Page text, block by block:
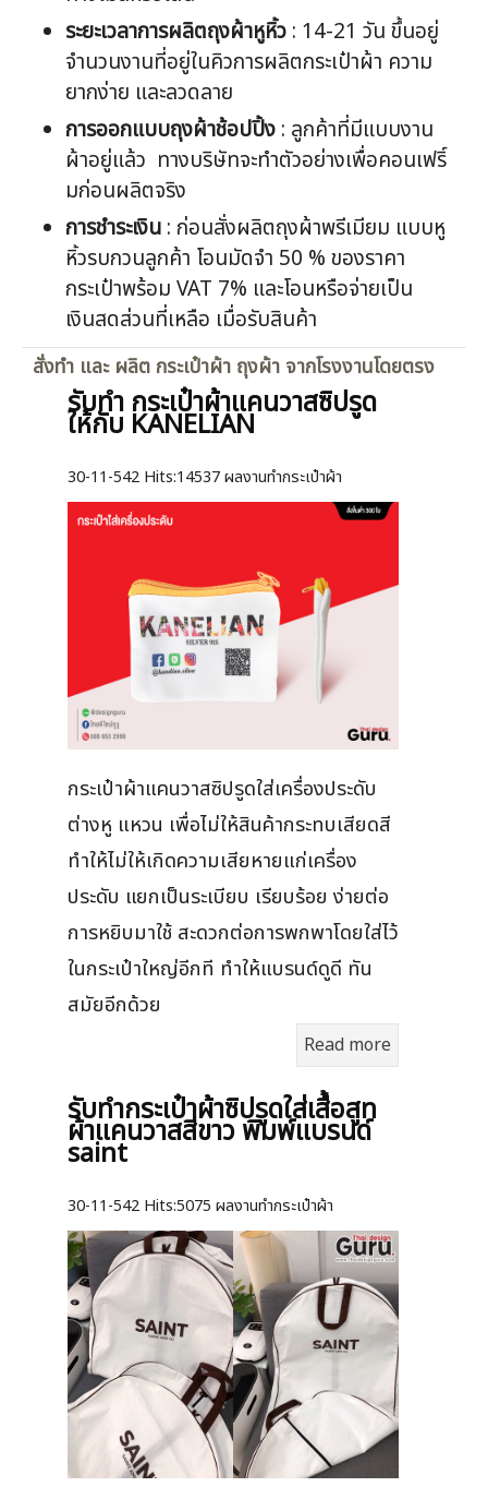
ระยะเวลาการผลิตถุงผ้าหูหิ้ว : 14-21 วัน ขึ้นอยู่
จำนวนงานที่อยู่ในคิวการผลิตกระเป๋าผ้า ความ
ยากง่าย และลวดลาย
การออกแบบถุงผ้าช้อปปิ้ง : ลูกค้าที่มีแบบงาน
ผ้าอยู่แล้ว ทางบริษัทจะทำตัวอย่างเพื่อคอนเฟริ์
มก่อนผลิตจริง
การชำระเงิน : ก่อนสั่งผลิตถุงผ้าพรีเมียม แบบหู
หิ้วรบกวนลูกค้า โอนมัดจำ 50 % ของราคา
กระเป๋าพร้อม VAT 7% และโอนหรือจ่ายเป็น
เงินสดส่วนที่เหลือ เมื่อรับสินค้า
สั่งทำ และ ผลิต กระเป๋าผ้า ถุงผ้า จากโรงงานโดยตรง
รับทำ กระเป๋าผ้าแคนวาสซิปรูด
ให้กับ KANELIAN
30-11-542 Hits:14537 ผลงานทำกระเป๋าผ้า
กระเป๋าผ้าแคนวาสซิปรูดใส่เครื่องประดับ
ต่างหู แหวน เพื่อไม่ให้สินค้ากระทบเสียดสี
ทำให้ไม่ให้เกิดความเสียหายแก่เครื่อง
ประดับ แยกเป็นระเบียบ เรียบร้อย ง่ายต่อ
การหยิบมาใช้ สะดวกต่อการพกพาโดยใส่ไว้
ในกระเป๋าใหญ่อีกที ทำให้แบรนด์ดูดี ทัน
สมัยอีกด้วย
Read more
รับทำกระเป๋าผ้าซิปรูดใส่เสื้อสูท
ผ้าแคนวาสสีขาว พิมพ์แบรนด์
saint
30-11-542 Hits:5075 ผลงานทำกระเป๋าผ้า